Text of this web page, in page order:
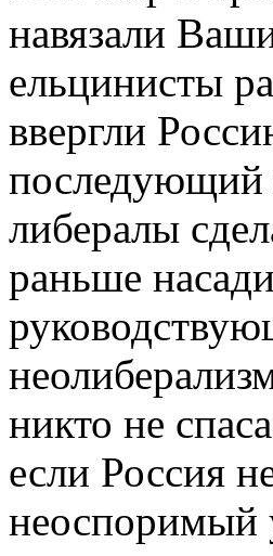
навязали
ельцинисты
ввергли
последующий
либералы
раньше
никто не
если Россия
неоспоримый